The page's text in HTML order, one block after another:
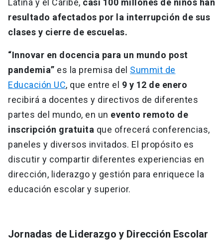
Latina y el Caribe, casi 100 millones de niños han
resultado afectados por la interrupción de sus
clases y cierre de escuelas.
“Innovar en docencia para un mundo post
pandemia” es la premisa del Summit de
Educación UC, que entre el 9 y 12 de enero
recibirá a docentes y directivos de diferentes
partes del mundo, en un evento remoto de
inscripción gratuita que ofrecerá conferencias,
paneles y diversos invitados. El propósito es
discutir y compartir diferentes experiencias en
dirección, liderazgo y gestión para enriquece la
educación escolar y superior.
Jornadas de Liderazgo y Dirección Escolar